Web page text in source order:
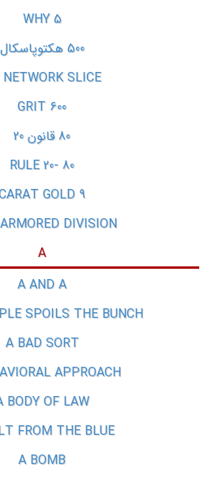
5 WHY
500 هکتوپاسکال
SLICE
600 GRIT
80 قانون 20
80 ‐20 RULE
9 CARAT GOLD
DIVISION
A
A AND A
SPOILS THE BUNCH
A BAD SORT
APPROACH
BODY OF LAW
FROM THE BLUE
A BOMB